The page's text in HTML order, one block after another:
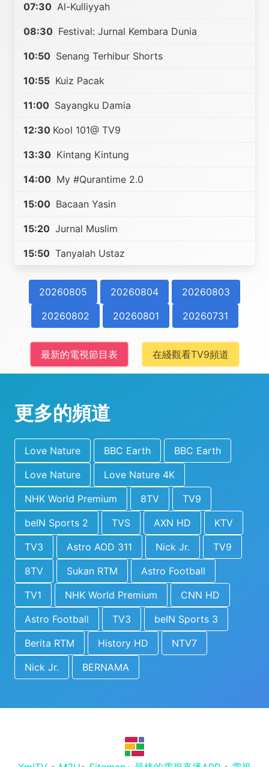
07:30 Al-Kulliyyah
08:30 Festival: Jurnal Kembara Dunia
10:50 Senang Terhibur Shorts
10:55 Kuiz Pacak
11:00 Sayangku Damia
12:30 Kool 101@ TV9
13:30 Kintang Kintung
14:00 My #Qurantime 2.0
15:00 Bacaan Yasin
15:20 Jurnal Muslim
15:50 Tanyalah Ustaz
20260805 20260804
20260803
20260802
20260801 20260731
最新的電視節目表 在綫觀看TV9頻道
更多的頻道
Love Nature BBC Earth
BBC Earth
Love Nature
Love Nature 4K
NHK World Premium
8TV
TV9
beIN Sports 2
TVS AXN HD
KTV
TV3
Astro AOD 311 Nick Jr.
TV9
8TV
Sukan RTM
Astro Football
TV1
NHK World Premium
CNN HD
Astro Football
TV3
beIN Sports 3
Berita RTM
History HD
NTV7
Nick Jr.
BERNAMA